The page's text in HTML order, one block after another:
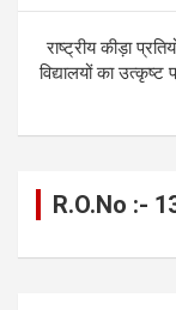
k
राष्ट्रीय कीड़ा
विद्यालयों का उत्कृष्ट
R.O.No :-